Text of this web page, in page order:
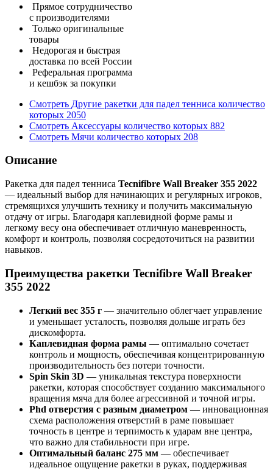
Прямое сотрудничество
с производителями
Только оригинальные
товары
Недорогая и быстрая
доставка по всей России
Реферальная программа
и кешбэк за покупки
Смотреть Другие ракетки для падел тенниса количество
которых 2050
Смотреть Аксессуары количество которых 882
Смотреть Мячи количество которых 208
Описание
Ракетка для падел тенниса Tecnifibre Wall Breaker 355 2022
— идеальный выбор для начинающих и регулярных игроков,
стремящихся улучшить технику и получить максимальную
отдачу от игры. Благодаря каплевидной форме рамы и
легкому весу она обеспечивает отличную маневренность,
комфорт и контроль, позволяя сосредоточиться на развитии
навыков.
Преимущества ракетки Tecnifibre Wall Breaker
355 2022
Легкий вес 355 г — значительно облегчает управление
и уменьшает усталость, позволяя дольше играть без
дискомфорта.
Каплевидная форма рамы — оптимально сочетает
контроль и мощность, обеспечивая концентрированную
производительность без потери точности.
Spin Skin 3D — уникальная текстура поверхности
ракетки, которая способствует созданию максимального
вращения мяча для более агрессивной и точной игры.
Phd отверстия с разным диаметром — инновационная
схема расположения отверстий в раме повышает
точность в центре и терпимость к ударам вне центра,
что важно для стабильности при игре.
Оптимальный баланс 275 мм — обеспечивает
идеальное ощущение ракетки в руках, поддерживая